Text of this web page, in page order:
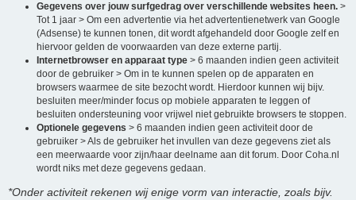
Gegevens over jouw surfgedrag over verschillende websites heen. >
Tot 1 jaar > Om een advertentie via het advertentienetwerk van Google
(Adsense) te kunnen tonen, dit wordt afgehandeld door Google zelf en
hiervoor gelden de voorwaarden van deze externe partij.
Internetbrowser en apparaat type > 6 maanden indien geen activiteit
door de gebruiker > Om in te kunnen spelen op de apparaten en
browsers waarmee de site bezocht wordt. Hierdoor kunnen wij bijv.
besluiten meer/minder focus op mobiele apparaten te leggen of
besluiten ondersteuning voor vrijwel niet gebruikte browsers te stoppen.
Optionele gegevens > 6 maanden indien geen activiteit door de
gebruiker > Als de gebruiker het invullen van deze gegevens ziet als
een meerwaarde voor zijn/haar deelname aan dit forum. Door Coha.nl
wordt niks met deze gegevens gedaan.
*Onder activiteit rekenen wij enige vorm van interactie, zoals bijv.